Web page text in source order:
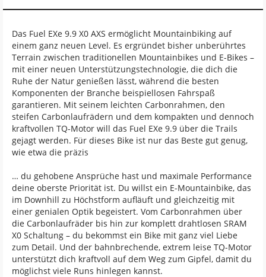
Das Fuel EXe 9.9 X0 AXS ermöglicht Mountainbiking auf
einem ganz neuen Level. Es ergründet bisher unberührtes
Terrain zwischen traditionellen Mountainbikes und E-Bikes –
mit einer neuen Unterstützungstechnologie, die dich die
Ruhe der Natur genießen lässt, während die besten
Komponenten der Branche beispiellosen Fahrspaß
garantieren. Mit seinem leichten Carbonrahmen, den
steifen Carbonlaufrädern und dem kompakten und dennoch
kraftvollen TQ-Motor will das Fuel EXe 9.9 über die Trails
gejagt werden. Für dieses Bike ist nur das Beste gut genug,
wie etwa die präzis
… du gehobene Ansprüche hast und maximale Performance
deine oberste Priorität ist. Du willst ein E-Mountainbike, das
im Downhill zu Höchstform aufläuft und gleichzeitig mit
einer genialen Optik begeistert. Vom Carbonrahmen über
die Carbonlaufräder bis hin zur komplett drahtlosen SRAM
X0 Schaltung – du bekommst ein Bike mit ganz viel Liebe
zum Detail. Und der bahnbrechende, extrem leise TQ-Motor
unterstützt dich kraftvoll auf dem Weg zum Gipfel, damit du
möglichst viele Runs hinlegen kannst.